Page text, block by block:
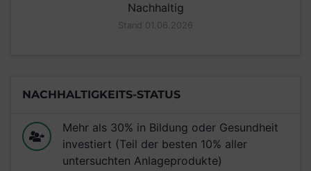
Nachhaltig
Stand 01.06.2026
NACHHALTIGKEITS-STATUS
Mehr als 30% in Bildung oder Gesundheit
investiert (Teil der besten 10% aller
untersuchten Anlageprodukte)